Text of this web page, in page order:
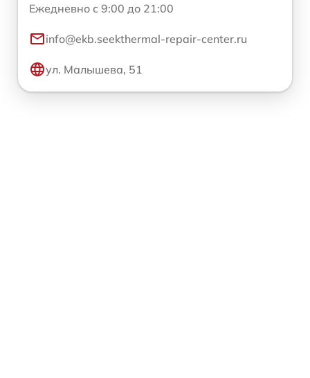
Ежедневно с 9:00 до 21:00
info@ekb.seekthermal-repair-center.ru
ул. Малышева, 51